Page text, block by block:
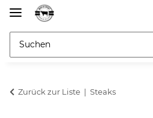
Zurück zur Liste Steaks